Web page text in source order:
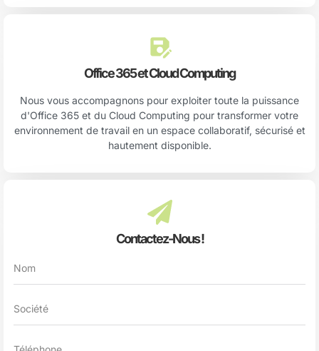
Office 365 et Cloud Computing
Nous vous accompagnons pour exploiter toute la puissance
d'Office 365 et du Cloud Computing pour transformer votre
environnement de travail en un espace collaboratif, sécurisé et
hautement disponible.
Contactez-Nous !